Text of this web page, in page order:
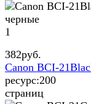
1
382руб.
Canon BCI-
ресурс:200
страниц